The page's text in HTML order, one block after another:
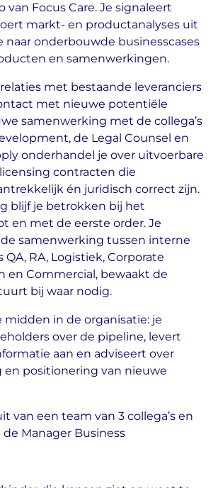
Focus Care. Je signaleert
markt- en productanalyses uit
naar onderbouwde businesscases
en samenwerkingen.
met bestaande leveranciers
met nieuwe potentiële
samenwerking met de collega’s
de Legal Counsel en
onderhandel je over uitvoerbare
contracten die
én juridisch correct zijn.
blijf je betrokken bij het
en met de eerste order. Je
samenwerking tussen interne
QA, RA, Logistiek, Corporate
en Commercial, bewaakt de
bij waar nodig.
midden in de organisatie: je
over de pipeline, levert
aan en adviseert over
en positionering van nieuwe
van een team van 3 collega’s en
Manager Business